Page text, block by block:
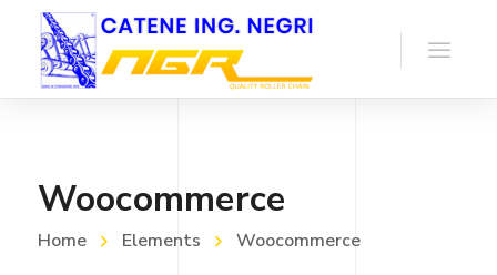
Woocommerce
Home Elements Woocommerce